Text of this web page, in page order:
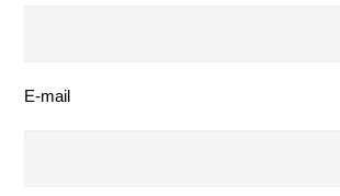
E-mail